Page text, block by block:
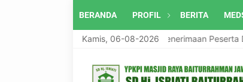
BERANDA PROFIL BERITA
Kamis, 06-08-2026
pembukaan <strong>Penerimaan Peserta